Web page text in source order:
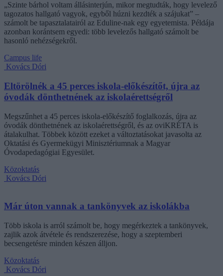
„Szinte bárhol voltam állásinterjún, mikor megtudták, hogy levelező
tagozatos hallgató vagyok, egyből húzni kezdték a szájukat” –
számolt be tapasztalatairól az Eduline-nak egy egyetemista. Példája
azonban korántsem egyedi: több levelezős hallgató számolt be
hasonló nehézségekről.
Campus life
Kovács Dóri
Eltörölnék a 45 perces iskola-előkészítőt, újra az
óvodák dönthetnének az iskolaérettségről
Megszűnhet a 45 perces iskola-előkészítő foglalkozás, újra az
óvodák dönthetnének az iskolaérettségről, és az oviKRÉTA is
átalakulhat. Többek között ezeket a változtatásokat javasolta az
Oktatási és Gyermekügyi Minisztériumnak a Magyar
Óvodapedagógiai Egyesület.
Közoktatás
Kovács Dóri
Már úton vannak a tankönyvek az iskolákba
Több iskola is arról számolt be, hogy megérkeztek a tankönyvek,
zajlik azok átvétele és rendszerezése, hogy a szeptemberi
becsengetésre minden készen álljon.
Közoktatás
Kovács Dóri